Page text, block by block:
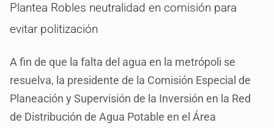
Plantea Robles neutralidad en comisión para
evitar politización
A fin de que la falta del agua en la metrópoli se
resuelva, la presidente de la Comisión Especial de
Planeación y Supervisión de la Inversión en la Red
de Distribución de Agua Potable en el Área